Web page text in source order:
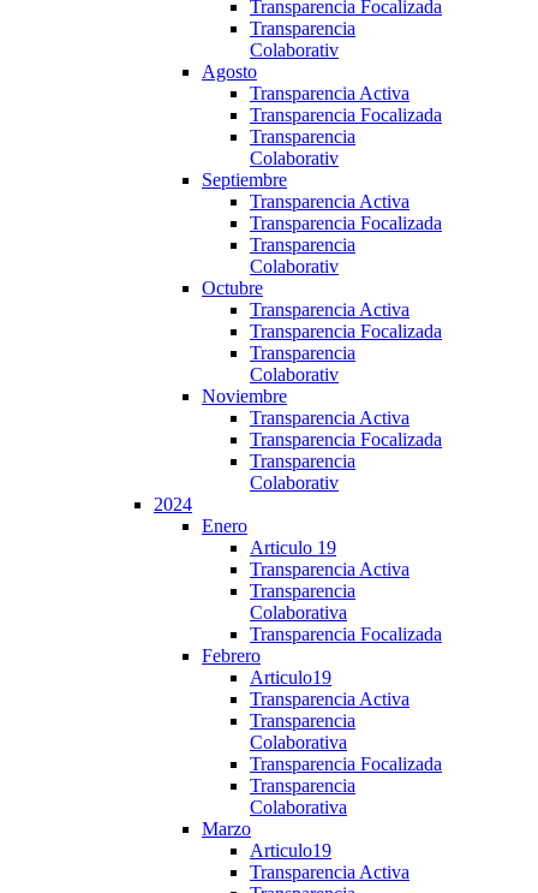
Transparencia Focalizada
Transparencia
Colaborativ
Agosto
Transparencia Activa
Transparencia Focalizada
Transparencia
Colaborativ
Septiembre
Transparencia Activa
Transparencia Focalizada
Transparencia
Colaborativ
Octubre
Transparencia Activa
Transparencia Focalizada
Transparencia
Colaborativ
Noviembre
Transparencia Activa
Transparencia Focalizada
Transparencia
Colaborativ
2024
Enero
Articulo 19
Transparencia Activa
Transparencia
Colaborativa
Transparencia Focalizada
Febrero
Articulo19
Transparencia Activa
Transparencia
Colaborativa
Transparencia Focalizada
Transparencia
Colaborativa
Marzo
Articulo19
Transparencia Activa